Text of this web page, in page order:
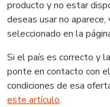
producto y no estar
deseas usar no
seleccionado en la
Si el país es correcto y
ponte en contacto con
condiciones de esa
este artículo.